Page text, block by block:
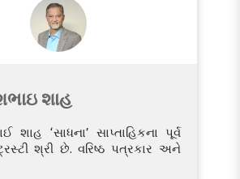
શાહ
શાહ ‘સાધના’ સાપ્તાહિકના પૂર્વ
શ્રી છે. વરિષ્ઠ પત્રકાર અને